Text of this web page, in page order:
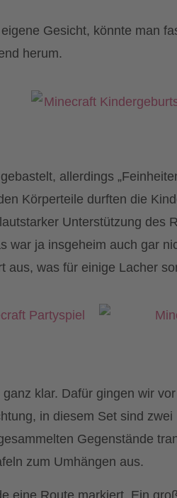
Gesicht, könnte man
herum.
allerdings
Körperteile durften die
Unterstützung des
war ja insgeheim auch gar
aus, was für einige Lacher
klar. Dafür gingen wir
in diesem Set sind zwei
Gegenstände
zum Umhängen aus.
eine Route markiert. Ein